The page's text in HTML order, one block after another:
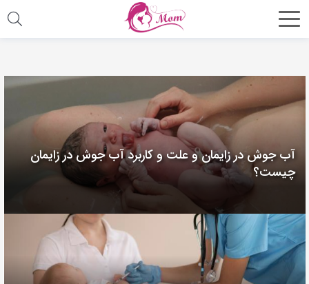
آب جوش در زایمان و علت و کاربرد آب جوش در زایمان
چیست؟